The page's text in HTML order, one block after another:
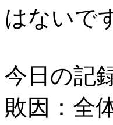
はないで
今日の記
敗因：全